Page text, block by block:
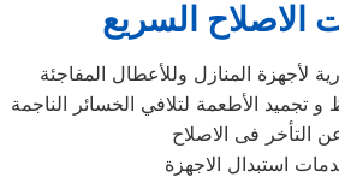
الاصلاح السريع
لأجهزة المنازل وللأعطال المفاجئة
الأطعمة لتلافي الخسائر الناجمة
التأخر فى الاصلاح
استبدال الاجهزة